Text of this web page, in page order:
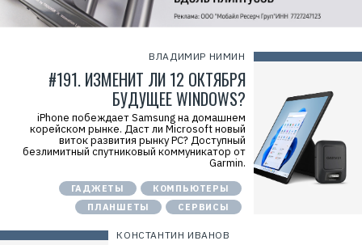
ВЛАДИМИР НИМИН
#191. ИЗМЕНИТ ЛИ 12 ОКТЯБРЯ
БУДУЩЕЕ WINDOWS?
iPhone побеждает Samsung на домашнем
корейском рынке. Даст ли Microsoft новый
виток развития рынку PC? Доступный
безлимитный спутниковый коммуникатор от
Garmin.
ГАДЖЕТЫ
КОМПЬЮТЕРЫ
ПЛАНШЕТЫ
СЕРВИСЫ
КОНСТАНТИН ИВАНОВ